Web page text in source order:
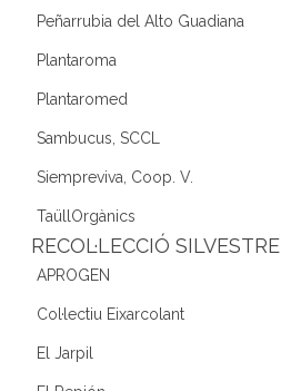
Peñarrubia del Alto Guadiana
Plantaroma
Plantaromed
Sambucus, SCCL
Siempreviva, Coop. V.
TaüllOrgànics
RECOL·LECCIÓ SILVESTRE
APROGEN
Col·lectiu Eixarcolant
El Jarpil